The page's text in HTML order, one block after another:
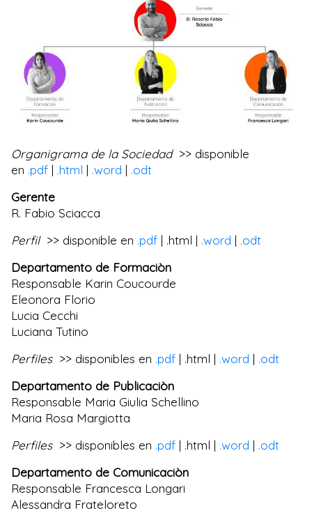
Organigrama de la Sociedad >> disponible
en .pdf | .html | .word | .odt
Gerente
R. Fabio Sciacca
Perfil>> disponible en .pdf | .html | .word | .odt
Departamento de Formaciòn
Responsable Karin Coucourde
Eleonora Florio
Lucia Cecchi
Luciana Tutino
Perfiles>> disponibles en .pdf | .html | .word | .odt
Departamento de Publicaciòn
Responsable Maria Giulia Schellino
Maria Rosa Margiotta
Perfiles>> disponibles en .pdf | .html | .word | .odt
Departamento de Comunicaciòn
Responsable Francesca Longari
Alessandra Frateloreto